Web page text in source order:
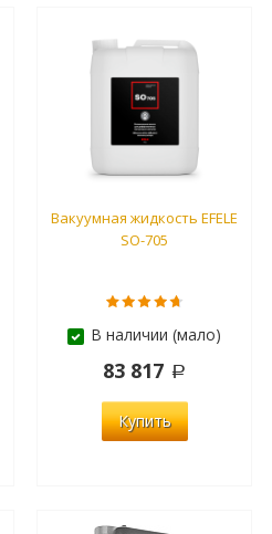
Вакуумная жидкость EFELE
SO-705
В наличии (мало)
83 817
Купить